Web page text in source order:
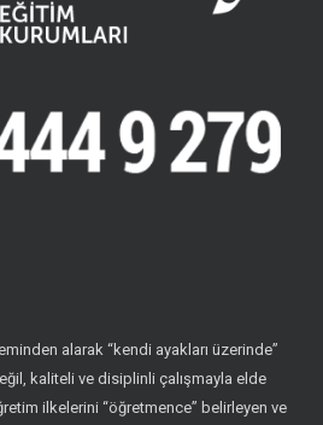
alarak “kendi ayakları üzerinde”
kaliteli ve disiplinli çalışmayla elde
ilkelerini “öğretmence” belirleyen ve